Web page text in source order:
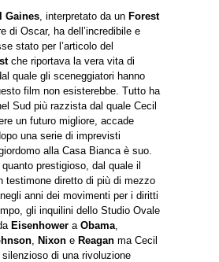
Gaines , interpretato da un Forest
di Oscar, ha dell’incredibile e
stato per l’articolo del
che riportava la vera vita di
quale gli sceneggiatori hanno
film non esisterebbe. Tutto ha
Sud più razzista dal quale Cecil
un futuro migliore, accade
una serie di imprevisti
alla Casa Bianca è suo.
prestigioso, dal quale il
testimone diretto di più di mezzo
anni dei movimenti per i diritti
gli inquilini dello Studio Ovale
Eisenhower a Obama
Nixon e Reagan ma Cecil
di una rivoluzione